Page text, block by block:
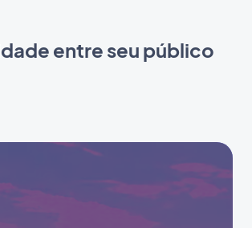
entre seu público